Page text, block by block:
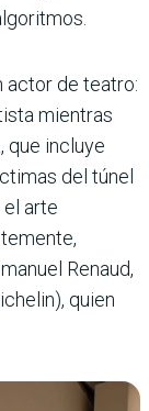
actor de teatro:
mientras
que incluye
del túnel
arte
Renaud,
quien